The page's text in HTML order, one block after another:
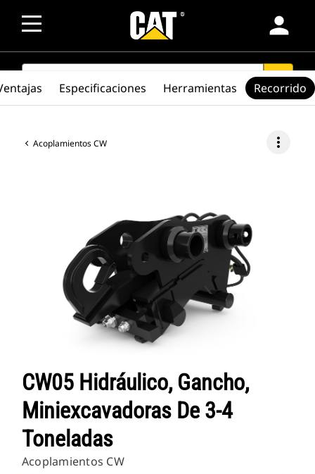
person
SEARCH search
Acoplamientos CW more_vert
CW05 Hidráulico, Gancho,
Miniexcavadoras De 3-4
Toneladas
Acoplamientos CW
Especificaciones Herramientas Recorrido